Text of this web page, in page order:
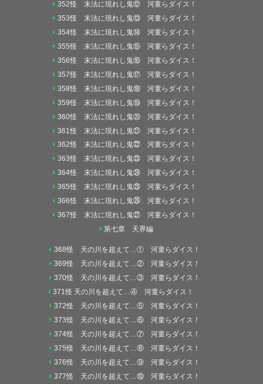
352怪 末法に現れし鬼⑫ 河童らダイス！
353怪 末法に現れし鬼⑬ 河童らダイス！
354怪 末法に現れし鬼⑭ 河童らダイス！
355怪 末法に現れし鬼⑮ 河童らダイス！
356怪 末法に現れし鬼⑯ 河童らダイス！
357怪 末法に現れし鬼⑰ 河童らダイス！
358怪 末法に現れし鬼⑱ 河童らダイス！
359怪 末法に現れし鬼⑲ 河童らダイス！
360怪 末法に現れし鬼⑳ 河童らダイス！
361怪 末法に現れし鬼㉑ 河童らダイス！
362怪 末法に現れし鬼㉒ 河童らダイス！
363怪 末法に現れし鬼㉓ 河童らダイス！
364怪 末法に現れし鬼㉔ 河童らダイス！
365怪 末法に現れし鬼㉕ 河童らダイス！
366怪 末法に現れし鬼㉖ 河童らダイス！
367怪 末法に現れし鬼㉗ 河童らダイス！
第七章 天界編
368怪 天の川を超えて…① 河童らダイス！
369怪 天の川を超えて…② 河童らダイス！
370怪 天の川を超えて…③ 河童らダイス！
371怪 天の川を超えて…④ 河童らダイス！
372怪 天の川を超えて…⑤ 河童らダイス！
373怪 天の川を超えて…⑥ 河童らダイス！
374怪 天の川を超えて…⑦ 河童らダイス！
375怪 天の川を超えて…⑧ 河童らダイス！
376怪 天の川を超えて…⑨ 河童らダイス！
377怪 天の川を超えて…⑩ 河童らダイス！